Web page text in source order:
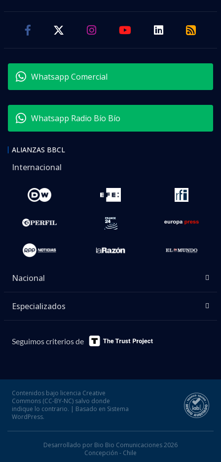
Whatsapp Comercial
Whatsapp Radio Bío Bío
ALIANZAS BBCL
Internacional
Nacional
Especializados
Seguimos criterios de
Contenidos bajo licencia Creative
Commons (CC-BY-NC) salvo donde
indique lo contrario. | Basado en Sistema
WordPress.
Desarrollado por Bio Bio Comunicaciones 2026
Concepción - Chile